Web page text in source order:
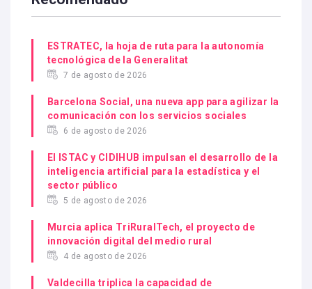
ESTRATEC, la hoja de ruta para la autonomía
tecnológica de la Generalitat
7 de agosto de 2026
Barcelona Social, una nueva app para agilizar la
comunicación con los servicios sociales
6 de agosto de 2026
El ISTAC y CIDIHUB impulsan el desarrollo de la
inteligencia artificial para la estadística y el
sector público
5 de agosto de 2026
Murcia aplica TriRuralTech, el proyecto de
innovación digital del medio rural
4 de agosto de 2026
Valdecilla triplica la capacidad de